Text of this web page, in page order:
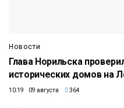
Новости
Глава Норильска
исторических домов на
10:19 09 августа 364